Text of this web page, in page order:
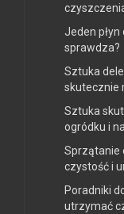
Jeden
sprawdza?
Sztuka
skutecznie
Sztuka
ogródku i
Sprzątanie
czystość i
Poradniki
utrzymać